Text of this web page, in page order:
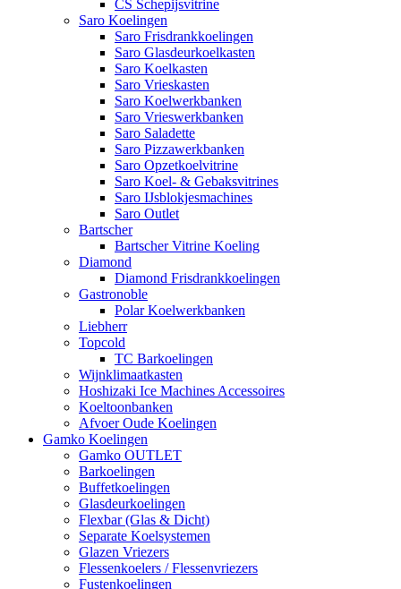
CS Schepijsvitrine
Saro Koelingen
Saro Frisdrankkoelingen
Saro Glasdeurkoelkasten
Saro Koelkasten
Saro Vrieskasten
Saro Koelwerkbanken
Saro Vrieswerkbanken
Saro Saladette
Saro Pizzawerkbanken
Saro Opzetkoelvitrine
Saro Koel- & Gebaksvitrines
Saro IJsblokjesmachines
Saro Outlet
Bartscher
Bartscher Vitrine Koeling
Diamond
Diamond Frisdrankkoelingen
Gastronoble
Polar Koelwerkbanken
Liebherr
Topcold
TC Barkoelingen
Wijnklimaatkasten
Hoshizaki Ice Machines Accessoires
Koeltoonbanken
Afvoer Oude Koelingen
Gamko Koelingen
Gamko OUTLET
Barkoelingen
Buffetkoelingen
Glasdeurkoelingen
Flexbar (Glas & Dicht)
Separate Koelsystemen
Glazen Vriezers
Flessenkoelers / Flessenvriezers
Fustenkoelingen